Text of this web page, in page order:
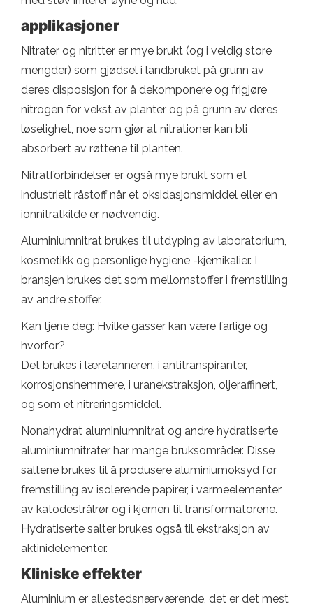
applikasjoner
Nitrater og nitritter er mye brukt (og i veldig store
mengder) som gjødsel i landbruket på grunn av
deres disposisjon for å dekomponere og frigjøre
nitrogen for vekst av planter og på grunn av deres
løselighet, noe som gjør at nitrationer kan bli
absorbert av røttene til planten.
Nitratforbindelser er også mye brukt som et
industrielt råstoff når et oksidasjonsmiddel eller en
ionnitratkilde er nødvendig.
Aluminiumnitrat brukes til utdyping av laboratorium,
kosmetikk og personlige hygiene -kjemikalier. I
bransjen brukes det som mellomstoffer i fremstilling
av andre stoffer.
Kan tjene deg: Hvilke gasser kan være farlige og
hvorfor?
Det brukes i læretanneren, i antitranspiranter,
korrosjonshemmere, i uranekstraksjon, oljeraffinert,
og som et nitreringsmiddel.
Nonahydrat aluminiumnitrat og andre hydratiserte
aluminiumnitrater har mange bruksområder. Disse
saltene brukes til å produsere aluminiumoksyd for
fremstilling av isolerende papirer, i varmeelementer
av katodestrålrør og i kjernen til transformatorene.
Hydratiserte salter brukes også til ekstraksjon av
aktinidelementer.
Kliniske effekter
Aluminium er allestedsnærværende, det er det mest